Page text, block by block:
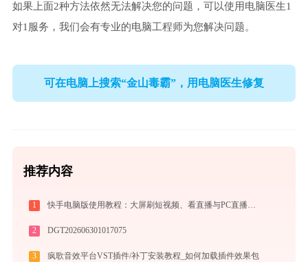
如果上面2种方法依然无法解决您的问题，可以使用电脑医生1
对1服务，我们会有专业的电脑工程师为您解决问题。
可在电脑上搜索“金山毒霸”，用电脑医生修复
推荐内容
1 快手电脑版使用教程：大屏刷短视频、看直播与PC直播伴侣一站式指南
2 DGT202606301017075
3 疯歌音效平台VST插件/补丁安装教程_如何加载插件效果包